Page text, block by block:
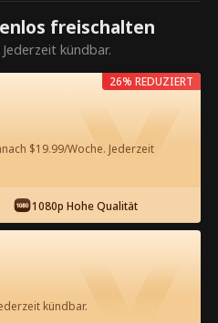
um
entsperren
der App ansehen
freischalten
kündbar.
$19.99/Woche. Jederzeit
1080p Hohe Qualität
26% REDUZIERT
kündbar.